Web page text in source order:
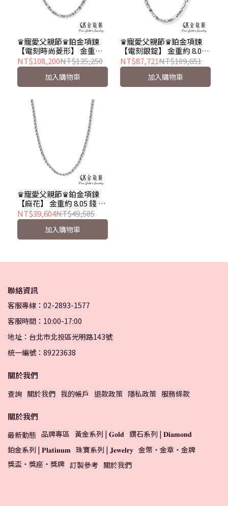
♛寵愛父親節♛鉑金項鍊
【電刻時尚菱形】 金重約
10.70 錢 男項 PT950
NT$108,200NT$135,250
加入購物車
♛寵愛父親節♛鉑金項鍊
【電刻銀錠】 金重約 8.05
錢 男項 PT950
NT$87,721NT$109,651
加入購物車
♛寵愛父親節♛鉑金項鍊
【麻花】 金重約 8.05 錢 男
項 PT950
NT$39,604NT$49,505
加入購物車
聯絡資訊
客服專線：02-2893-1577
客服時間：10:00-17:00
地址：台北市北投區光明路143號
統一編號：89223638
關於我們
查詢 關於我們 我的帳戶 退款政策 隱私政策 服務條款
關於我們
最新動態 品牌專區 黃金系列 | 𝐆𝐨𝐥𝐝 鑽石系列 | 𝐃𝐢𝐚𝐦𝐨𝐧𝐝
鉑金系列 | 𝐏𝐥𝐚𝐭𝐢𝐧𝐮𝐦 珠寶系列 | 𝐉𝐞𝐰𝐞𝐥𝐫𝐲 金幣・金章・金牌
獎盃・獎座・獎牌 訂製參考 關於我們